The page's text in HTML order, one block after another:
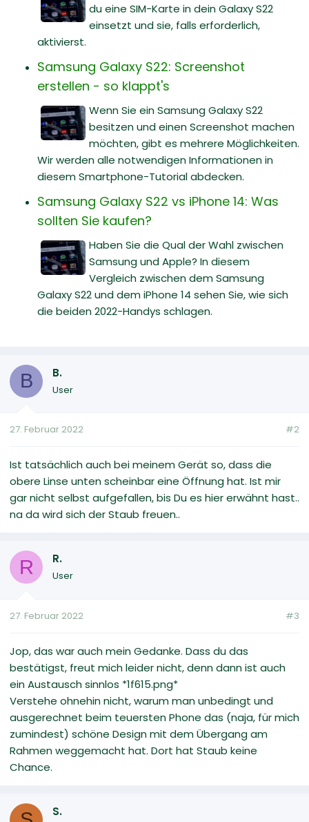
du eine SIM-Karte in dein Galaxy S22
einsetzt und sie, falls erforderlich,
aktivierst.
Samsung Galaxy S22: Screenshot
erstellen - so klappt's
Wenn Sie ein Samsung Galaxy S22
besitzen und einen Screenshot machen
möchten, gibt es mehrere Möglichkeiten.
Wir werden alle notwendigen Informationen in
diesem Smartphone-Tutorial abdecken.
Samsung Galaxy S22 vs iPhone 14: Was
sollten Sie kaufen?
Haben Sie die Qual der Wahl zwischen
Samsung und Apple? In diesem
Vergleich zwischen dem Samsung
Galaxy S22 und dem iPhone 14 sehen Sie, wie sich
die beiden 2022-Handys schlagen.
B B.
User
27. Februar 2022 #2
Ist tatsächlich auch bei meinem Gerät so, dass die
obere Linse unten scheinbar eine Öffnung hat. Ist mir
gar nicht selbst aufgefallen, bis Du es hier erwähnt hast..
na da wird sich der Staub freuen..
R R.
User
27. Februar 2022 #3
Jop, das war auch mein Gedanke. Dass du das
bestätigst, freut mich leider nicht, denn dann ist auch
ein Austausch sinnlos *1f615.png*
Verstehe ohnehin nicht, warum man unbedingt und
ausgerechnet beim teuersten Phone das (naja, für mich
zumindest) schöne Design mit dem Übergang am
Rahmen weggemacht hat. Dort hat Staub keine
Chance.
S.